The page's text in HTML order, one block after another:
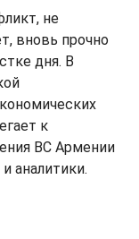
не
вновь прочно
дня. В
к
ВС Армении
аналитики.